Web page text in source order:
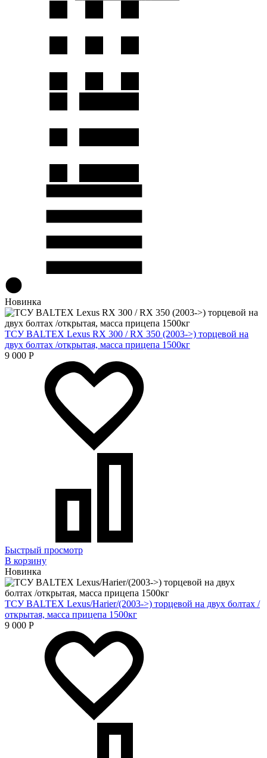
Новинка
ТСУ BALTEX Lexus RX 300 / RX 350 (2003->) торцевой на
двух болтах /открытая, масса прицепа 1500кг
9 000 Р
Быстрый просмотр
В корзину
Новинка
ТСУ BALTEX Lexus/Harier/(2003->) торцевой на двух болтах /
открытая, масса прицепа 1500кг
9 000 Р